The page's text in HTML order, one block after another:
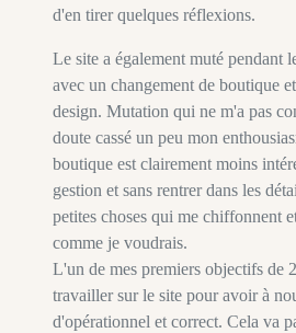
d'en tirer quelques réflexions.
Le site a également muté pendant
avec un changement de boutique
design. Mutation qui ne m'a pas
doute cassé un peu mon
boutique est clairement moins
gestion et sans rentrer dans les
petites choses qui me chiffonnent
comme je voudrais.
L'un de mes premiers objectifs de
travailler sur le site pour avoir à
d'opérationnel et correct. Cela va